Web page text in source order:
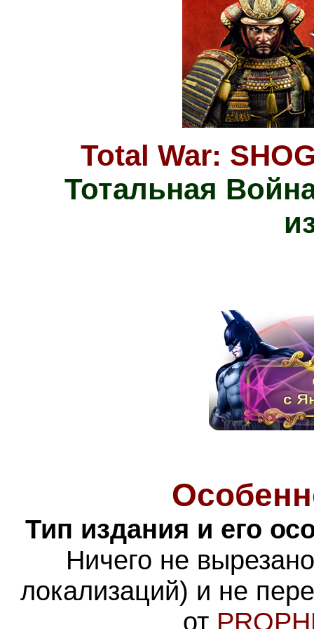
Total War:
Тотальная
Тип издания и его
Ничего не
локализаций) и не
от